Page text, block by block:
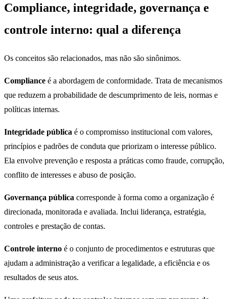
Compliance, integridade, governança e
controle interno: qual a diferença
Os conceitos são relacionados, mas não são sinônimos.
Compliance é a abordagem de conformidade. Trata de mecanismos
que reduzem a probabilidade de descumprimento de leis, normas e
políticas internas.
Integridade pública é o compromisso institucional com valores,
princípios e padrões de conduta que priorizam o interesse público.
Ela envolve prevenção e resposta a práticas como fraude, corrupção,
conflito de interesses e abuso de posição.
Governança pública corresponde à forma como a organização é
direcionada, monitorada e avaliada. Inclui liderança, estratégia,
controles e prestação de contas.
Controle interno é o conjunto de procedimentos e estruturas que
ajudam a administração a verificar a legalidade, a eficiência e os
resultados de seus atos.